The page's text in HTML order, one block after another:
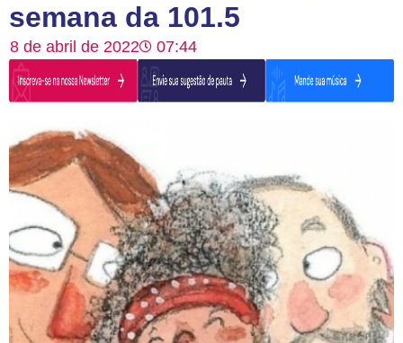
semana da 101.5
8 de abril de 2022 07:44